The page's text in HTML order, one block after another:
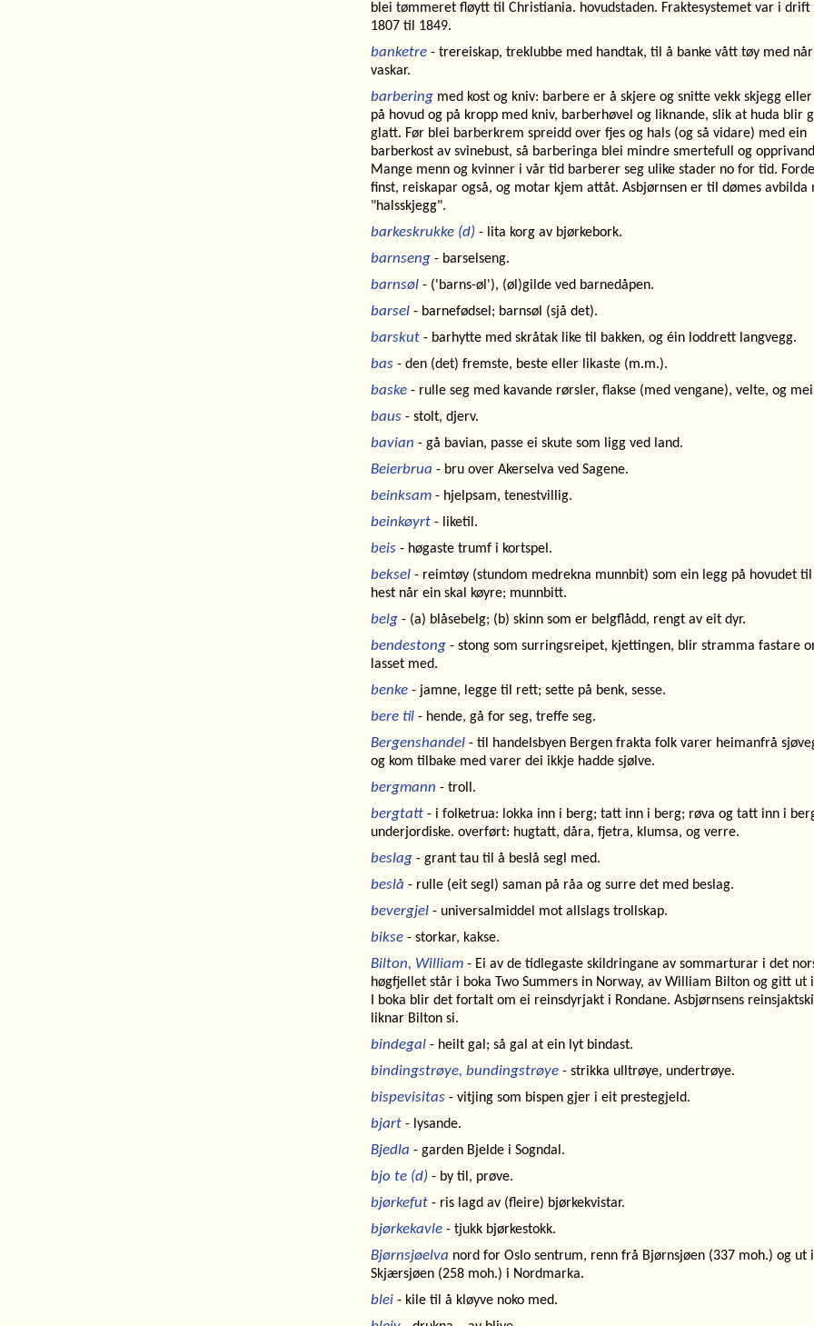
blei tømmeret fløytt til Christiania. hovudstaden. Fraktesystemet var i
1807 til 1849.
banketre - trereiskap, treklubbe med handtak, til å banke vått tøy med
vaskar.
barbering med kost og kniv: barbere er å skjere og snitte vekk skjegg
på hovud og på kropp med kniv, barberhøvel og liknande, slik at huda blir
glatt. Før blei barberkrem spreidd over fjes og hals (og så vidare) med ein
barberkost av svinebust, så barberinga blei mindre smertefull og
Mange menn og kvinner i vår tid barberer seg ulike stader no for tid.
finst, reiskapar også, og motar kjem attåt. Asbjørnsen er til dømes avbilda
"halsskjegg".
barkeskrukke (d) - lita korg av bjørkebork.
barnseng - barselseng.
barnsøl - ('barns-øl'), (øl)gilde ved barnedåpen.
barsel - barnefødsel; barnsøl (sjå det).
barskut - barhytte med skråtak like til bakken, og éin loddrett langvegg.
bas - den (det) fremste, beste eller likaste (m.m.).
baske - rulle seg med kavande rørsler, flakse (med vengane), velte, og
baus - stolt, djerv.
bavian - gå bavian, passe ei skute som ligg ved land.
Beierbrua - bru over Akerselva ved Sagene.
beinksam - hjelpsam, tenestvillig.
beinkøyrt - liketil.
beis - høgaste trumf i kortspel.
beksel - reimtøy (stundom medrekna munnbit) som ein legg på hovudet
hest når ein skal køyre; munnbitt.
belg - (a) blåsebelg; (b) skinn som er belgflådd, rengt av eit dyr.
bendestong - stong som surringsreipet, kjettingen, blir stramma fastare
lasset med.
benke - jamne, legge til rett; sette på benk, sesse.
bere til - hende, gå for seg, treffe seg.
Bergenshandel - til handelsbyen Bergen frakta folk varer heimanfrå
og kom tilbake med varer dei ikkje hadde sjølve.
bergmann - troll.
bergtatt - i folketrua: lokka inn i berg; tatt inn i berg; røva og tatt inn i
underjordiske. overført: hugtatt, dåra, fjetra, klumsa, og verre.
beslag - grant tau til å beslå segl med.
beslå - rulle (eit segl) saman på råa og surre det med beslag.
bevergjel - universalmiddel mot allslags trollskap.
bikse - storkar, kakse.
Bilton, William - Ei av de tidlegaste skildringane av sommarturar i det
høgfjellet står i boka Two Summers in Norway, av William Bilton og gitt ut
I boka blir det fortalt om ei reinsdyrjakt i Rondane. Asbjørnsens
liknar Bilton si.
bindegal - heilt gal; så gal at ein lyt bindast.
bindingstrøye, bundingstrøye - strikka ulltrøye, undertrøye.
bispevisitas - vitjing som bispen gjer i eit prestegjeld.
bjart - lysande.
Bjedla - garden Bjelde i Sogndal.
bjo te (d) - by til, prøve.
bjørkefut - ris lagd av (fleire) bjørkekvistar.
bjørkekavle - tjukk bjørkestokk.
Bjørnsjøelva nord for Oslo sentrum, renn frå Bjørnsjøen (337 moh.) og ut i
Skjærsjøen (258 moh.) i Nordmarka.
blei - kile til å kløyve noko med.